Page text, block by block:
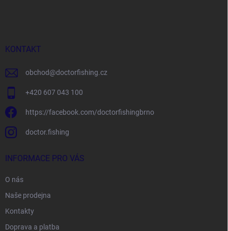
KONTAKT
obchod@doctorfishing.cz
+420 607 043 100
https://facebook.com/doctorfishingbrno
doctor.fishing
INFORMACE PRO VÁS
O nás
Naše prodejna
Kontakty
Doprava a platba